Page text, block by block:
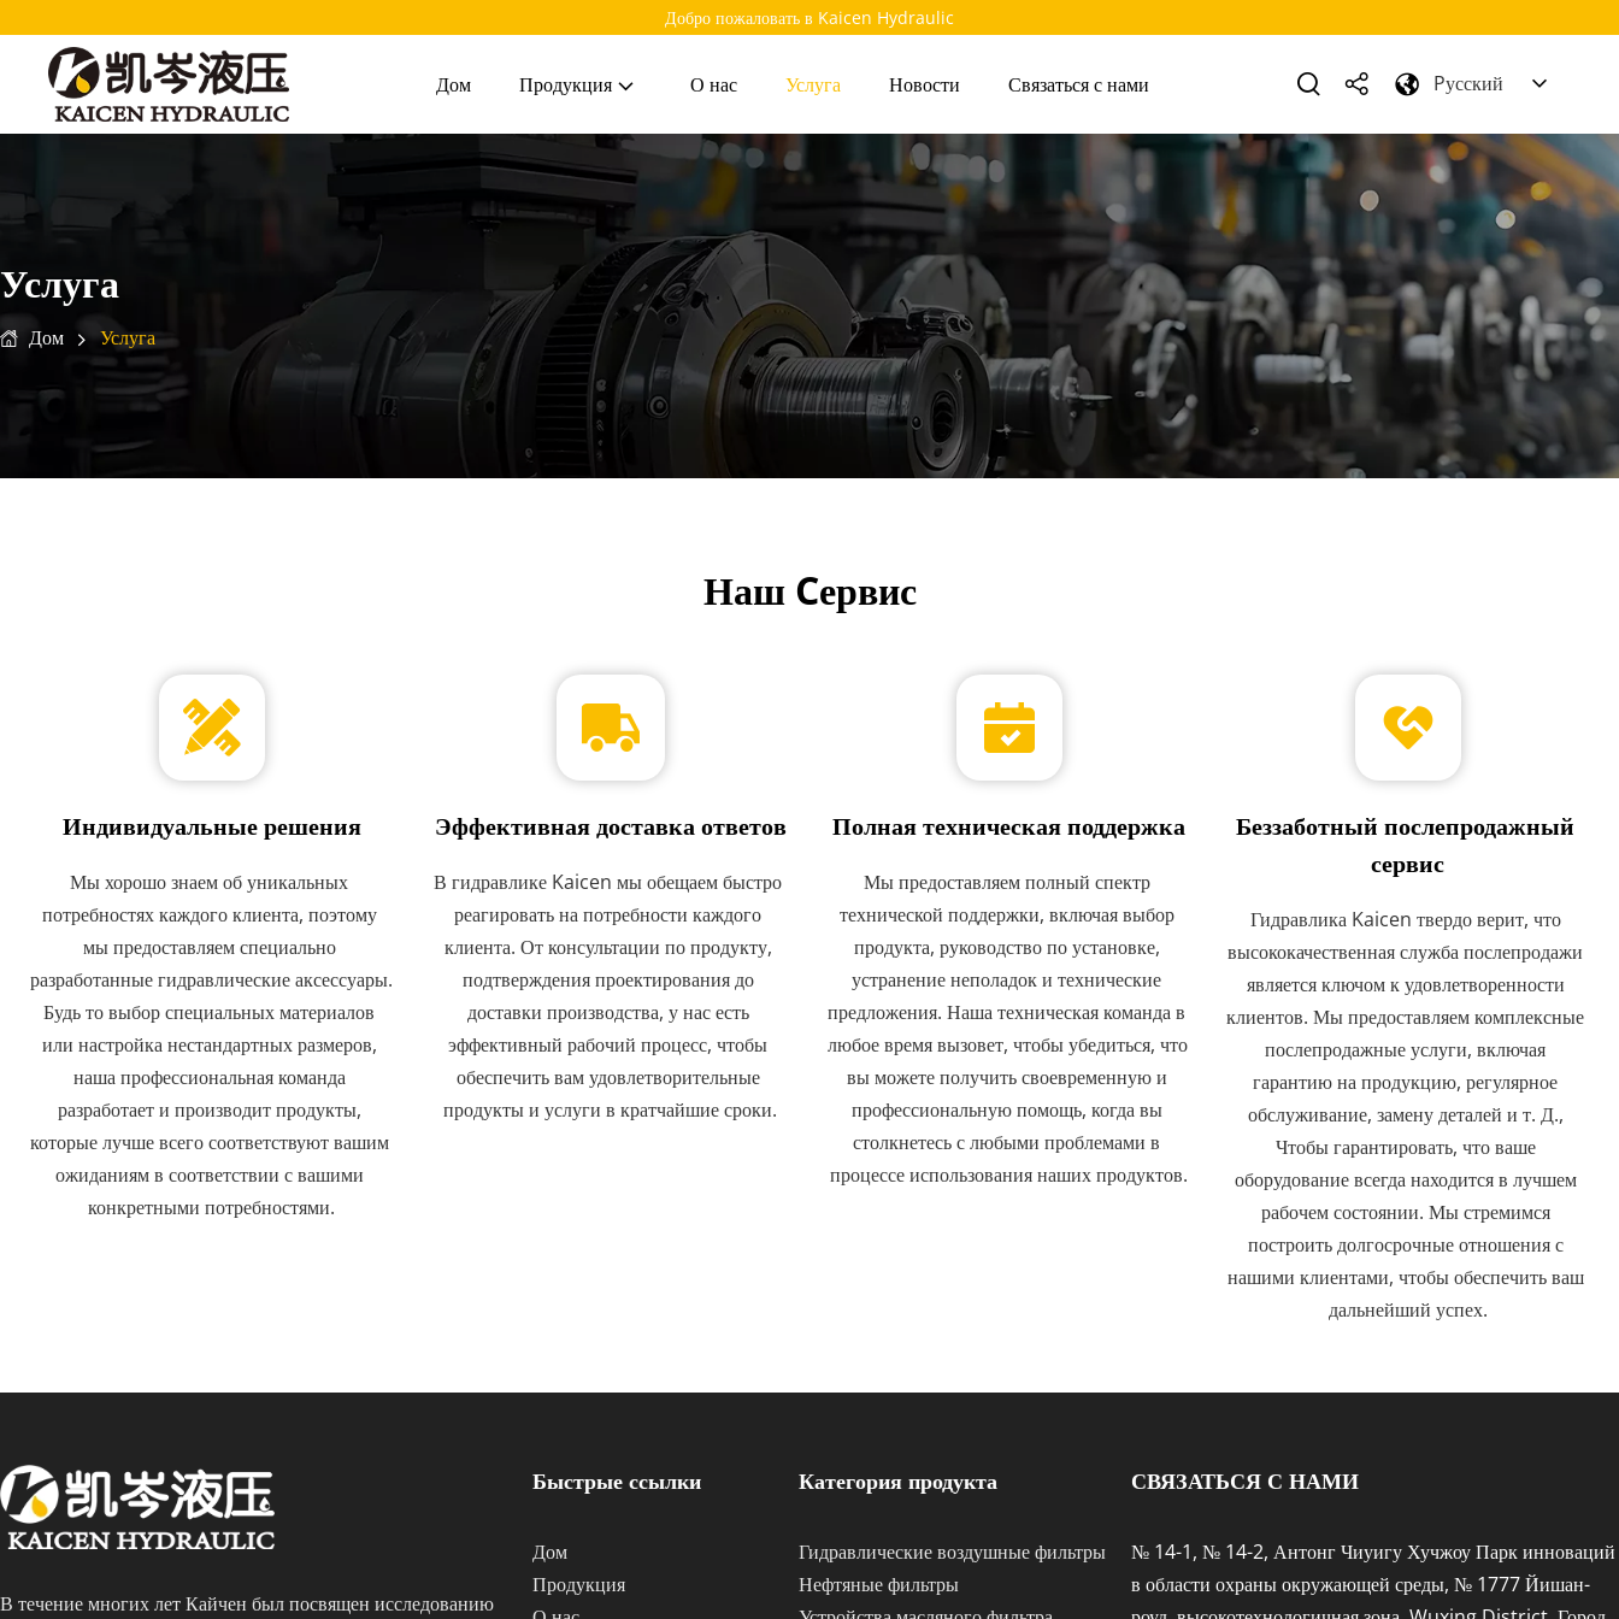
Добро пожаловать в Kaicen Hydraulic
Дом Продукция О нас Услуга Новости Связаться с нами Pусский
Услуга
Дом Услуга
Наш Cервис
Индивидуальные решения
Мы хорошо знаем об уникальных
потребностях каждого клиента, поэтому
мы предоставляем специально
разработанные гидравлические аксессуары.
Будь то выбор специальных материалов
или настройка нестандартных размеров,
наша профессиональная команда
разработает и производит продукты,
которые лучше всего соответствуют вашим
ожиданиям в соответствии с вашими
конкретными потребностями.
Эффективная доставка ответов
В гидравлике Kaicen мы обещаем быстро
реагировать на потребности каждого
клиента. От консультации по продукту,
подтверждения проектирования до
доставки производства, у нас есть
эффективный рабочий процесс, чтобы
обеспечить вам удовлетворительные
продукты и услуги в кратчайшие сроки.
Полная техническая поддержка
Мы предоставляем полный спектр
технической поддержки, включая выбор
продукта, руководство по установке,
устранение неполадок и технические
предложения. Наша техническая команда в
любое время вызовет, чтобы убедиться, что
вы можете получить своевременную и
профессиональную помощь, когда вы
столкнетесь с любыми проблемами в
процессе использования наших продуктов.
Беззаботный послепродажный
сервис
Гидравлика Kaicen твердо верит, что
высококачественная служба послепродажи
является ключом к удовлетворенности
клиентов. Мы предоставляем комплексные
послепродажные услуги, включая
гарантию на продукцию, регулярное
обслуживание, замену деталей и т. Д.,
Чтобы гарантировать, что ваше
оборудование всегда находится в лучшем
рабочем состоянии. Мы стремимся
построить долгосрочные отношения с
нашими клиентами, чтобы обеспечить ваш
дальнейший успех.
В течение многих лет Кайчен был посвящен исследованию
Быстрые ссылки
Дом
Продукция
Категория продукта
Гидравлические воздушные фильтры
Нефтяные фильтры
СВЯЗАТЬСЯ С НАМИ
№ 14-1, № 14-2, Антонг Чиуигу Хучжоу Парк инноваций
в области охраны окружающей среды, № 1777 Йишан-